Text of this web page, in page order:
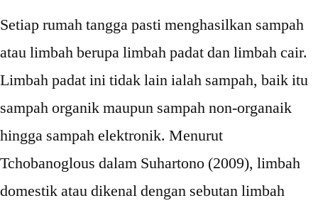
Setiap rumah tangga pasti menghasilkan sampah
atau limbah berupa limbah padat dan limbah cair.
Limbah padat ini tidak lain ialah sampah, baik itu
sampah organik maupun sampah non-organaik
hingga sampah elektronik. Menurut
Tchobanoglous dalam Suhartono (2009), limbah
domestik atau dikenal dengan sebutan limbah